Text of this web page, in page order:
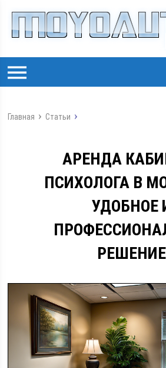
Главная Статьи
АРЕНДА
ПСИХОЛОГА В
УДОБНОЕ
РЕШЕНИЕ